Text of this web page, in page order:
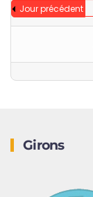
Jour précédent
Girons